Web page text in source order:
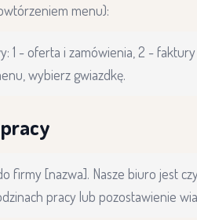
menu):
1 - oferta i zamówienia, 2 -
wybierz gwiazdkę.
firmy [nazwa]. Nasze biuro jest
pracy lub pozostawienie